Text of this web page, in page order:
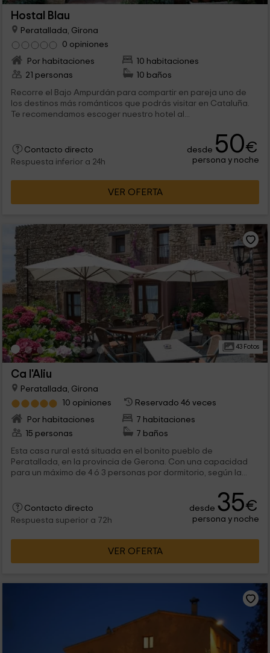
Hostal Blau
Peratallada, Girona
0 opiniones
Por habitaciones
10 habitaciones
21 personas
10 baños
Recorre el Bajo Ampurdán para compartir en pareja uno de
los destinos más románticos que podrás visitar en Cataluña.
Te recomendamos escoger nuestro hotel al...
Contacto directo
Respuesta inferior a 24h
desde 50€
persona y noche
VER OFERTA
43 Fotos
Ca l'Aliu
Peratallada, Girona
10 opiniones
Reservado 46 veces
Por habitaciones
7 habitaciones
15 personas
7 baños
Esta casa rural está situada en el bonito pueblo de
Peratallada, en la provincia de Gerona. Con una capacidad
para un máximo de 4 ó 3 personas por dormitorio, según la...
Contacto directo
Respuesta superior a 72h
desde 35€
persona y noche
VER OFERTA